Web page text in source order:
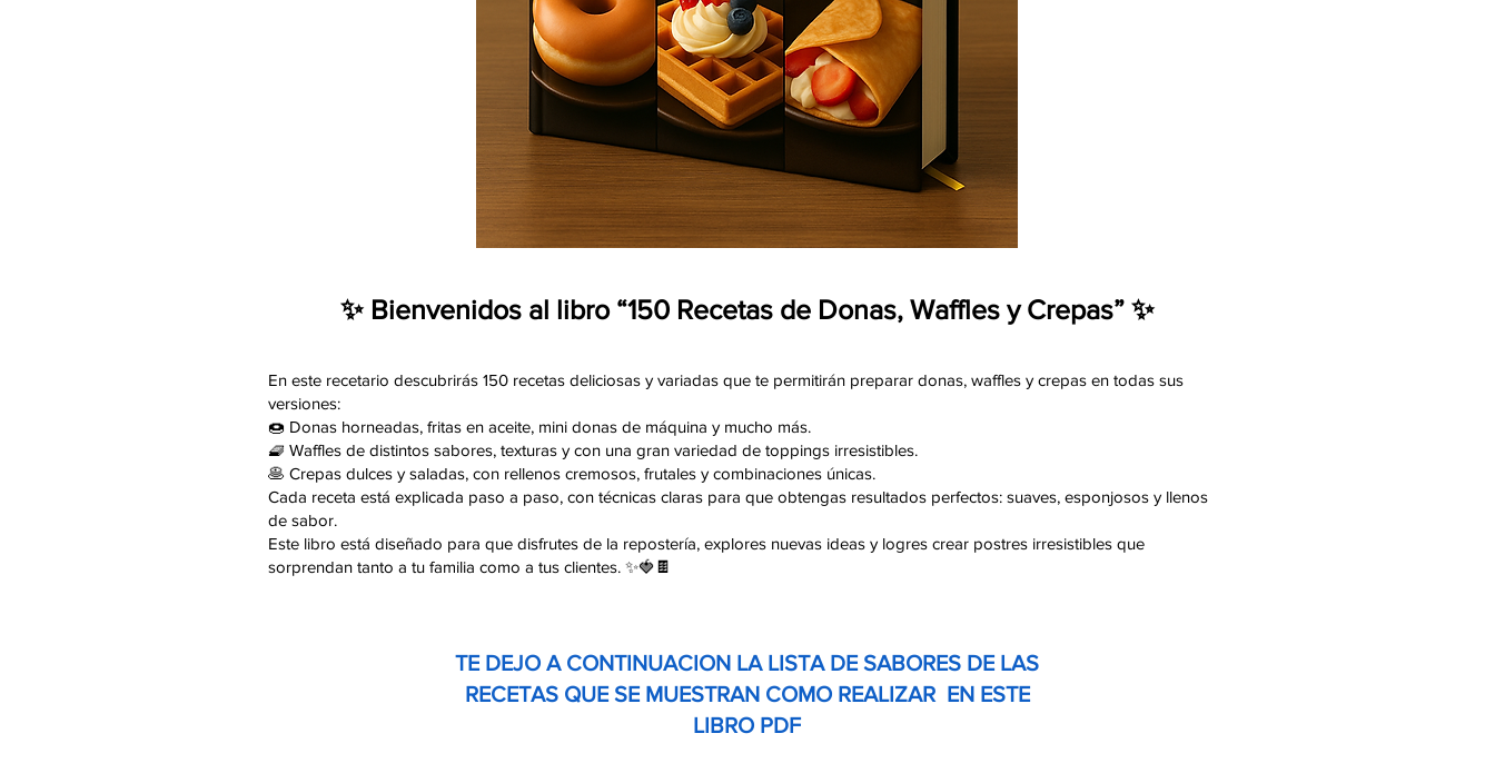
✨ Bienvenidos al libro “150 Recetas de Donas, Waffles y Crepas” ✨
En este recetario descubrirás 150 recetas deliciosas y variadas que te permitirán preparar donas, waffles y crepas en todas sus
versiones:
🍩 Donas horneadas, fritas en aceite, mini donas de máquina y mucho más.
🧇 Waffles de distintos sabores, texturas y con una gran variedad de toppings irresistibles.
🥞 Crepas dulces y saladas, con rellenos cremosos, frutales y combinaciones únicas.
Cada receta está explicada paso a paso, con técnicas claras para que obtengas resultados perfectos: suaves, esponjosos y llenos
de sabor.
Este libro está diseñado para que disfrutes de la repostería, explores nuevas ideas y logres crear postres irresistibles que
sorprendan tanto a tu familia como a tus clientes. ✨🍓🍫
TE DEJO A CONTINUACION LA LISTA DE SABORES DE LAS
RECETAS QUE SE MUESTRAN COMO REALIZAR EN ESTE
LIBRO PDF